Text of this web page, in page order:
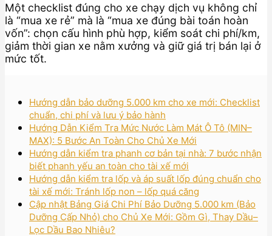
Một checklist đúng cho xe chạy dịch vụ không chỉ
là “mua xe rẻ” mà là “mua xe đúng bài toán hoàn
vốn”: chọn cấu hình phù hợp, kiểm soát chi phí/km,
giảm thời gian xe nằm xưởng và giữ giá trị bán lại ở
mức tốt.
Hướng dẫn bảo dưỡng 5.000 km cho xe mới: Checklist
chuẩn, chi phí và lưu ý bảo hành
Hướng Dẫn Kiểm Tra Mức Nước Làm Mát Ô Tô (MIN–
MAX): 5 Bước An Toàn Cho Chủ Xe Mới
Hướng dẫn kiểm tra phanh cơ bản tại nhà: 7 bước nhận
biết phanh yếu an toàn cho tài xế mới
Hướng dẫn kiểm tra lốp và áp suất lốp đúng chuẩn cho
tài xế mới: Tránh lốp non – lốp quá căng
Cập nhật Bảng Giá Chi Phí Bảo Dưỡng 5.000 km (Bảo
Dưỡng Cấp Nhỏ) cho Chủ Xe Mới: Gồm Gì, Thay Dầu–
Lọc Dầu Bao Nhiêu?